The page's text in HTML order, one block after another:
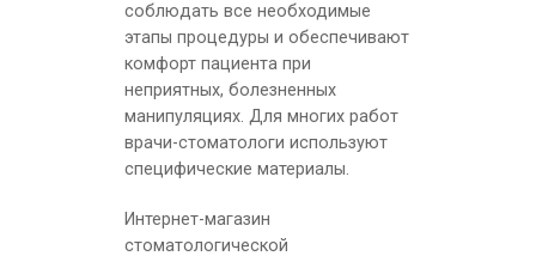
соблюдать все необходимые
этапы процедуры и обеспечивают
комфорт пациента при
неприятных, болезненных
манипуляциях. Для многих работ
врачи-стоматологи используют
специфические материалы.
Интернет-магазин
стоматологической